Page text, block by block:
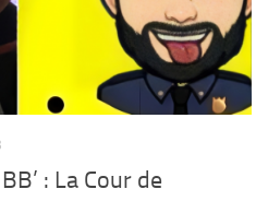
: La Cour de